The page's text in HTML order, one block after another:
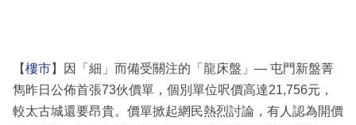
【樓市】因「細」而備受關注的「龍床盤」— 屯門新盤菁
雋昨日公佈首張73伙價單，個別單位呎價高達21,756元，
較太古城還要昂貴。價單掀起網民熱烈討論，有人認為開價